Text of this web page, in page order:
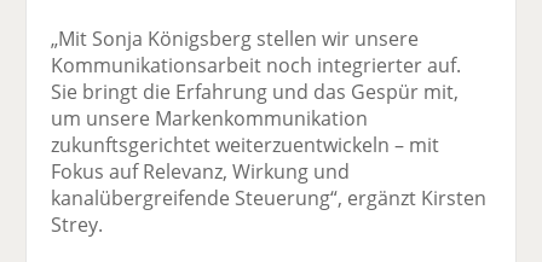
„Mit Sonja Königsberg stellen wir unsere
Kommunikationsarbeit noch integrierter auf.
Sie bringt die Erfahrung und das Gespür mit,
um unsere Markenkommunikation
zukunftsgerichtet weiterzuentwickeln – mit
Fokus auf Relevanz, Wirkung und
kanalübergreifende Steuerung“, ergänzt Kirsten
Strey.